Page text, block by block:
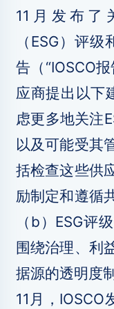
11月发布了
（ESG）评
告（“IOSCO
应商提出以下
虑更多地关注
以及可能受其
括检查这些供
励制定和遵循
（b）ESG评
围绕治理、利
据源的透明度
11月，IOSCO